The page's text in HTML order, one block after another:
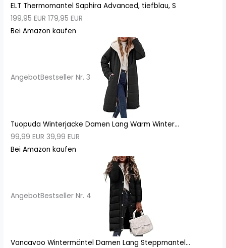
ELT Thermomantel Saphira Advanced, tiefblau, S
199,95 EUR 179,95 EUR
Bei Amazon kaufen
AngebotBestseller Nr. 3
Tuopuda Winterjacke Damen Lang Warm Winter...
99,99 EUR 39,99 EUR
Bei Amazon kaufen
AngebotBestseller Nr. 4
Vancavoo Wintermäntel Damen Lang Steppmantel...